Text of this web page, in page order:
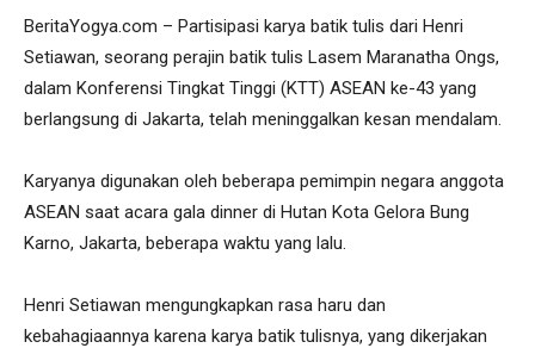
BeritaYogya.com – Partisipasi karya batik tulis dari Henri
Setiawan, seorang perajin batik tulis Lasem Maranatha Ongs,
dalam Konferensi Tingkat Tinggi (KTT) ASEAN ke-43 yang
berlangsung di Jakarta, telah meninggalkan kesan mendalam.
Karyanya digunakan oleh beberapa pemimpin negara anggota
ASEAN saat acara gala dinner di Hutan Kota Gelora Bung
Karno, Jakarta, beberapa waktu yang lalu.
Henri Setiawan mengungkapkan rasa haru dan
kebahagiaannya karena karya batik tulisnya, yang dikerjakan